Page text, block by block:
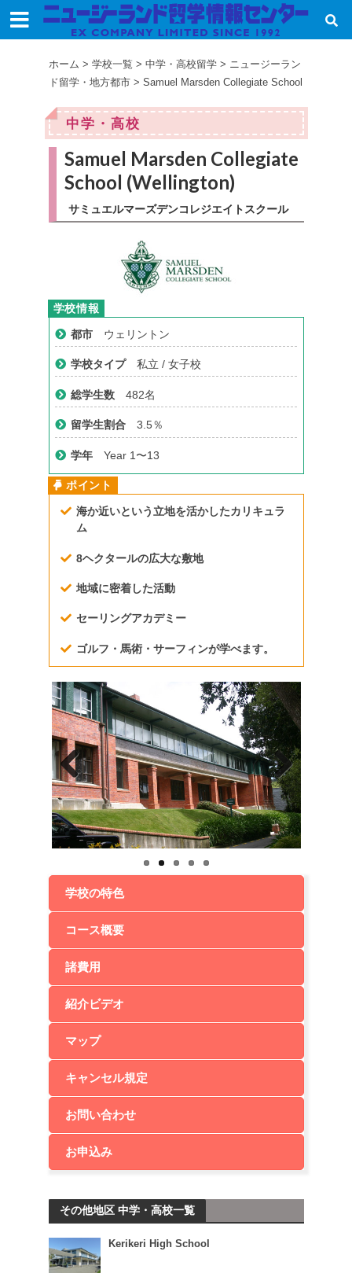
ホーム > 学校一覧 > 中学・高校留学> ニュージーラン
ド留学・地方都市> Samuel Marsden Collegiate School
中学・高校
Samuel Marsden Collegiate
School (Wellington)
サミュエルマーズデンコレジエイトスクール
都市ウェリントン
学校タイプ私立 / 女子校
総学生数482名
留学生割合3.5％
学年Year 1〜13
海か近いという立地を活かしたカリキュラ
ム
8ヘクタールの広大な敷地
地域に密着した活動
セーリングアカデミー
ゴルフ・馬術・サーフィンが学べます。
Previ
ous
Next
学校の特色
コース概要
諸費用
紹介ビデオ
マップ
キャンセル規定
お問い合わせ
お申込み
その他地区 中学・高校一覧
Kerikeri High School